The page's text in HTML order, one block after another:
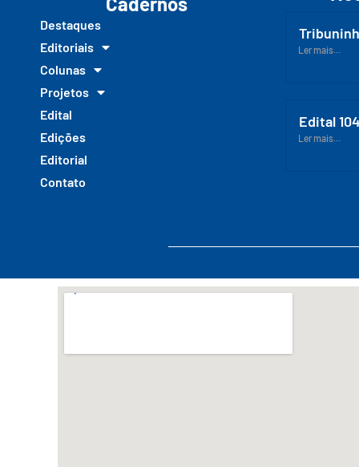
Destaques
Editoriais
Colunas
Projetos
Edital
Edições
Editorial
Contato
Ler mais...
Edital
Ler mais...